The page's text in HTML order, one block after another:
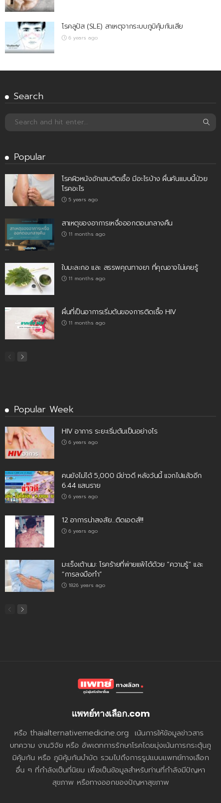
โรคลูปัส (SLE) สาเหตุจากระบบภูมิคุ้มกันเสีย
6 years ago
Search
Popular
โรคผิวหนังอักเสบติดเชื้อ มีอะไรบ้าง ผื่นคันแบบนี้ป่วย
โรคอะไร
5 years ago
สาเหตุของอาการเหงื่อออกตอนกลางคืน
11 months ago
ใบมะละกอ และ สรรพคุณทางยา ที่คุณอาจไม่เคยรู้
11 months ago
ผื่นที่เป็นอาการเริ่มต้นของการติดเชื้อ HIV
11 months ago
Popular Week
HIV อาการ ระยะเริ่มต้นเป็นอย่างไร
6 years ago
คนยังไม่ได้ 5,000 มีข่าวดี หลังวันนี้ แจกไปแล้วอีก
6.44 แสนราย
6 years ago
12 อาการน่าสงสัย…ติดเอดส์!!!
6 years ago
มะเร็งเต้านม: โรคร้ายที่พ่ายแพ้ได้ด้วย “ความรู้” และ
“การลงมือทำ”
1826 years ago
แพทย์ทางเลือก.com
หรือ thaialternativemedicine.org เน้นการให้ข้อมูลข่าวสาร
บทความ งานวิจัย หรือ อัพเดทการรักษาโรคโดยมุ่งเน้นการกระตุ้นภู
มิคุ้มกัน หรือ ภูมิคุ้มกันบำบัด รวมไปถึงการรูปแบบแพทย์ทางเลือก
อื่น ๆ ที่กำลังเป็นที่นิยม เพื่อเป็นข้อมูลสำหรับท่านที่กำลังมีปัญหา
สุขภาพ หรือทางออกของปัญหาสุขภาพ